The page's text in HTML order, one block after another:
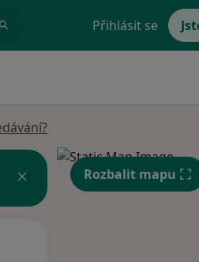
Přihlásit se
Rozbalit mapu